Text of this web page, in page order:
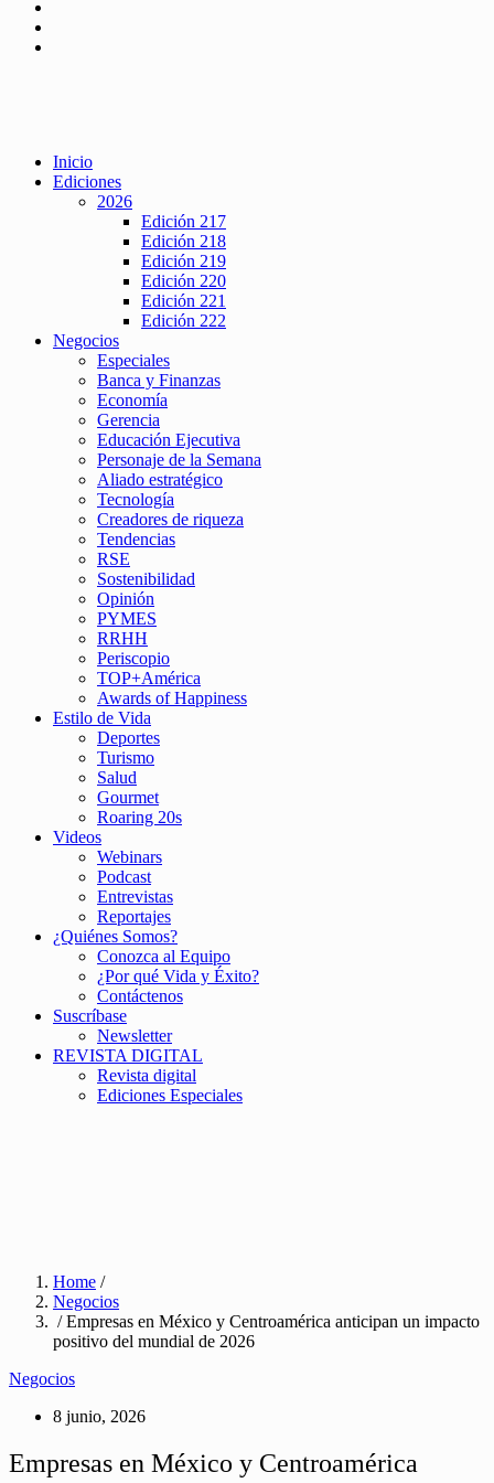
Inicio
Ediciones
2026
Edición 217
Edición 218
Edición 219
Edición 220
Edición 221
Edición 222
Negocios
Especiales
Banca y Finanzas
Economía
Gerencia
Educación Ejecutiva
Personaje de la Semana
Aliado estratégico
Tecnología
Creadores de riqueza
Tendencias
RSE
Sostenibilidad
Opinión
PYMES
RRHH
Periscopio
TOP+América
Awards of Happiness
Estilo de Vida
Deportes
Turismo
Salud
Gourmet
Roaring 20s
Videos
Webinars
Podcast
Entrevistas
Reportajes
¿Quiénes Somos?
Conozca al Equipo
¿Por qué Vida y Éxito?
Contáctenos
Suscríbase
Newsletter
REVISTA DIGITAL
Revista digital
Ediciones Especiales
Home /
Negocios
/ Empresas en México y Centroamérica anticipan un impacto
positivo del mundial de 2026
Negocios
8 junio, 2026
Empresas en México y Centroamérica